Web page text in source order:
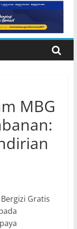
MBG
Gratis